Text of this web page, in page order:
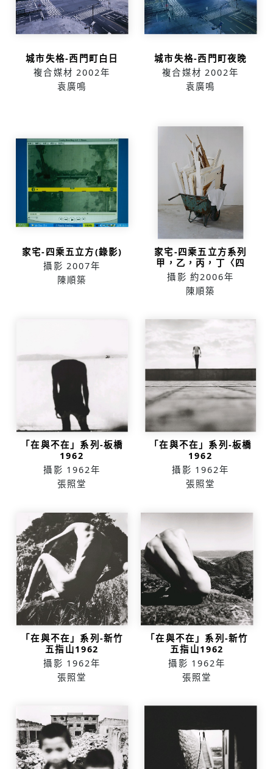
城市失格-西門町白日
複合媒材 2002年
袁廣鳴
城市失格-西門町夜晚
複合媒材 2002年
袁廣鳴
家宅-四乘五立方(錄影)
攝影 2007年
陳順築
家宅-四乘五立方系列
甲，乙，丙，丁〈四
件〉
攝影 約2006年
陳順築
「在與不在」系列-板橋
1962
攝影 1962年
張照堂
「在與不在」系列-板橋
1962
攝影 1962年
張照堂
「在與不在」系列-新竹
五指山1962
攝影 1962年
張照堂
「在與不在」系列-新竹
五指山1962
攝影 1962年
張照堂